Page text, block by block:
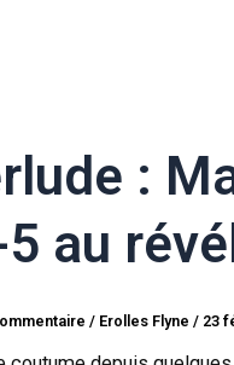
:
au
/ Erolles Flyne/ 23